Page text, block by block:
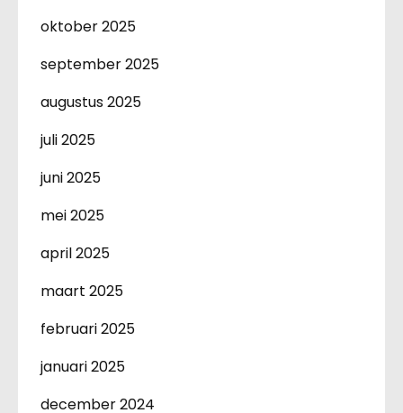
oktober 2025
september 2025
augustus 2025
juli 2025
juni 2025
mei 2025
april 2025
maart 2025
februari 2025
januari 2025
december 2024